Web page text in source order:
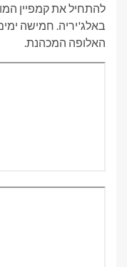
באלג'יריה. חמישה
האלופה המכהנת.